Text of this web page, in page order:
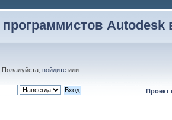
Autodesk
. Пожалуйста, войдите или
Проект